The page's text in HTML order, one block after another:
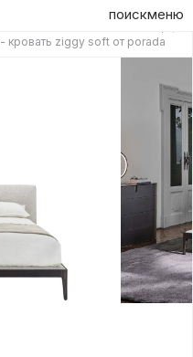
поискменю
- кровать ziggy soft от porada